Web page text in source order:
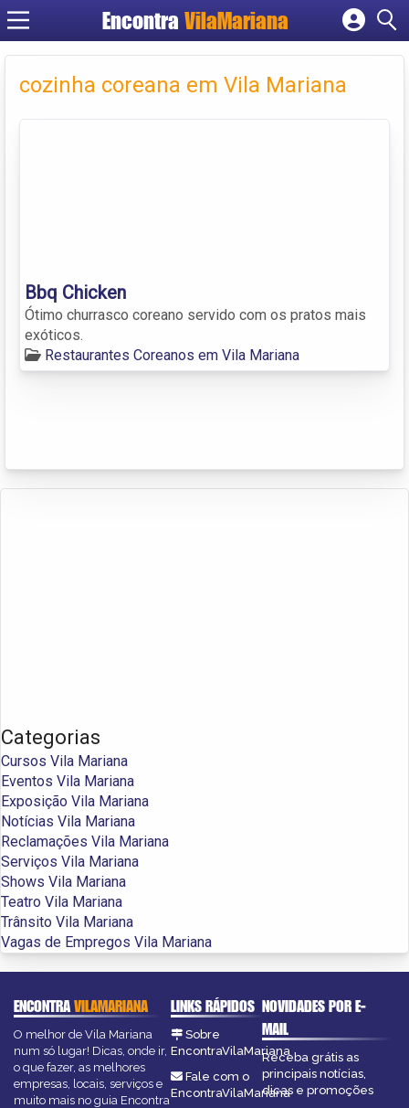
EncontraVilaMariana
Cadastrar empresa
Criar conta
cozinha coreana em Vila Mariana
Bbq Chicken
Ótimo churrasco coreano servido com os pratos mais
exóticos.
Restaurantes Coreanos em Vila Mariana
Categorias
Cursos Vila Mariana
Eventos Vila Mariana
Exposição Vila Mariana
Notícias Vila Mariana
Reclamações Vila Mariana
Serviços Vila Mariana
Shows Vila Mariana
Teatro Vila Mariana
Trânsito Vila Mariana
Vagas de Empregos Vila Mariana
ENCONTRAVILAMARIANA
O melhor de Vila Mariana
num só lugar! Dicas, onde ir,
o que fazer, as melhores
empresas, locais, serviços e
muito mais no guia Encontra
LINKS RÁPIDOS
Sobre
EncontraVilaMariana
Fale com o
EncontraVilaMariana
NOVIDADES POR E-
MAIL
Receba grátis as
principais notícias,
dicas e promoções